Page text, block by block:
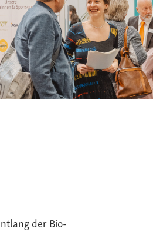
der Bio-